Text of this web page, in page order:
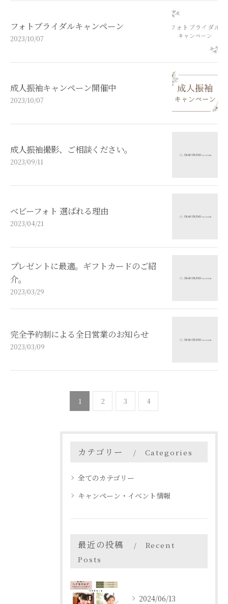
フォトブライダルキャンペーン
2023/10/07
成人振袖キャンペーン開催中
2023/10/07
成人振袖撮影、ご相談ください。
2023/09/11
ベビーフォト 選ばれる理由
2023/04/21
プレゼントに最適。ギフトカードのご紹
介。
2023/03/29
完全予約制による全日営業のお知らせ
2023/03/09
1 2 3 4
カテゴリー Categories
全てのカテゴリー
キャンペーン・イベント情報
最近の投稿
Recent
Posts
2024/06/13